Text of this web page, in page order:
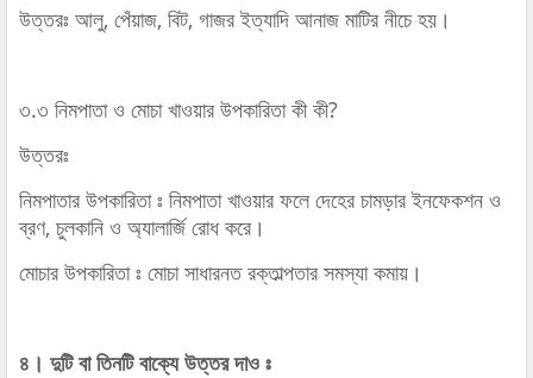
উত্তরঃ আলু, পেঁয়াজ, বিট, গাজর ইত্যাদি আনাজ মাটির নীচে হয়।
৩.৩ নিমপাতা ও মোচা খাওয়ার উপকারিতা কী কী?
উত্তরঃ
নিমপাতার উপকারিতা ঃ নিমপাতা খাওয়ার ফলে দেহের চামড়ার ইনফেকশন ও
ব্রণ, চুলকানি ও অ্যালার্জি রোধ করে।
মোচার উপকারিতা ঃ মোচা সাধারনত রক্তাল্পতার সমস্যা কমায়।
৪। দুটি বা তিনটি বাক্যে উত্তর দাও ঃ